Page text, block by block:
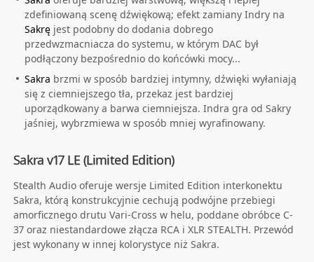
zdefiniowaną scenę dźwiękową; efekt zamiany Indry na
Sakręjest podobny do dodania dobrego
przedwzmacniacza do systemu, w którym DAC był
podłączony bezpośrednio do końcówki mocy...
Sakra brzmi w sposób bardziej intymny, dźwięki wyłaniają
się z ciemniejszego tła, przekaz jest bardziej
uporządkowany a barwa ciemniejsza. Indra gra od Sakry
jaśniej, wybrzmiewa w sposób mniej wyrafinowany.
Sakra v17 LE (Limited Edition)
Stealth Audio oferuje wersje Limited Edition interkonektu
Sakra, którą konstrukcyjnie cechują podwójne przebiegi
amorficznego drutu Vari-Cross w helu, poddane obróbce C-
37 oraz niestandardowe złącza RCA i XLR STEALTH. Przewód
jest wykonany w innej kolorystyce niż Sakra.